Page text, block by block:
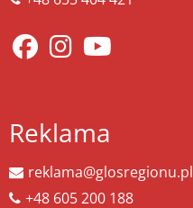
Reklama
reklama@glosregionu.pl
+48 605 200 188